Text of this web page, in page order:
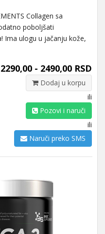
Collagen sa
poboljšati
Ima ulogu u jačanju kože,
2290,00 - 2490,00 RSD
Dodaj u korpu
ili
Pozovi i naruči
ili
Naruči preko SMS